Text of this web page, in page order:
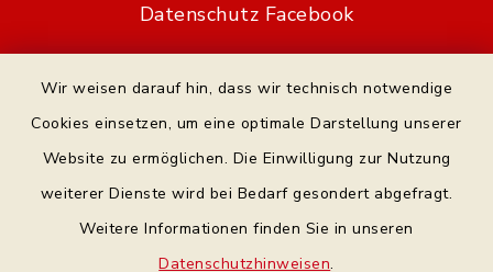
Wir weisen darauf hin, dass wir technisch notwendige
Cookies einsetzen, um eine optimale Darstellung unserer
Website zu ermöglichen. Die Einwilligung zur Nutzung
weiterer Dienste wird bei Bedarf gesondert abgefragt.
Weitere Informationen finden Sie in unseren
Datenschutzhinweisen.
Datenschutz Facebook
Datenschutz
Impressum
Sitemap